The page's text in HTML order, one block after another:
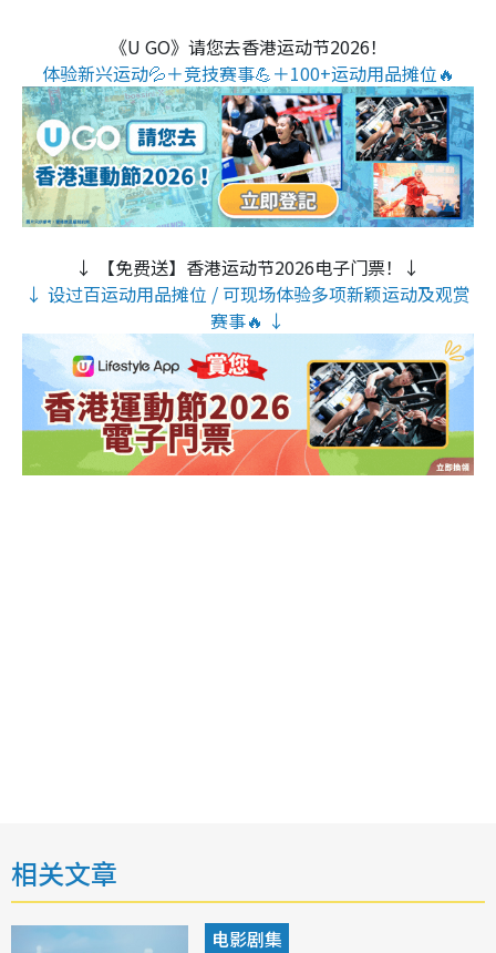
《U GO》请您去香港运动节2026！
体验新兴运动💦＋竞技赛事💪＋100+运动用品摊位🔥
↓ 【免费送】香港运动节2026电子门票！↓
↓ 设过百运动用品摊位 / 可现场体验多项新颖运动及观赏
赛事🔥 ↓
相关文章
电影剧集